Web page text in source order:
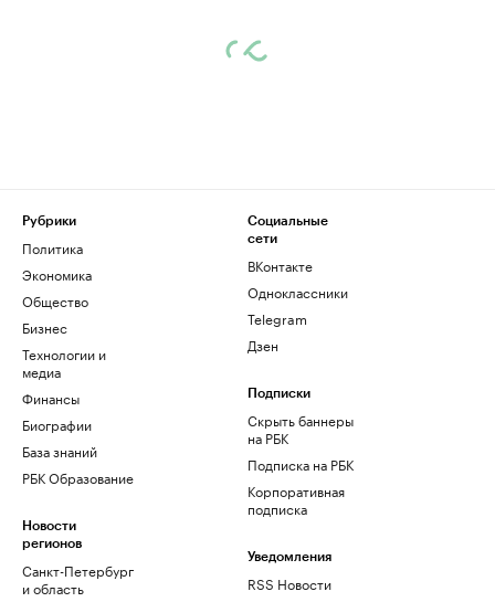
Рубрики
Политика
Экономика
Общество
Бизнес
Технологии и
медиа
Финансы
Биографии
База знаний
РБК Образование
Новости
регионов
Санкт-Петербург
и область
Социальные
сети
ВКонтакте
Одноклассники
Telegram
Дзен
Подписки
Скрыть баннеры
на РБК
Подписка на РБК
Корпоративная
подписка
Уведомления
RSS Новости